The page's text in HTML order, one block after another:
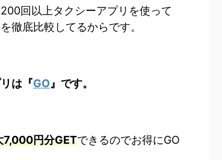
回以上タクシーアプリを使って
徹底比較してるからです。
は『GO』です。
7,000円分GETできるのでお得にGO